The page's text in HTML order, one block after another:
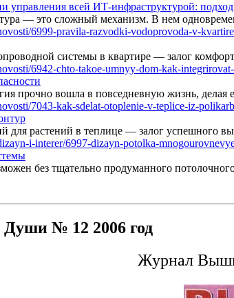
управления всей ИТ-инфраструктурой:
— это сложный механизм. В нем
системы в квартире — залог
прочно вошла в повседневную жизнь, делая
для растений в теплице — залог успешного
без тщательно продуманного
№ 12 2006 год
Журнал